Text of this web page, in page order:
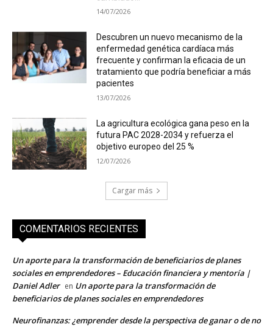
14/07/2026
Descubren un nuevo mecanismo de la
enfermedad genética cardíaca más
frecuente y confirman la eficacia de un
tratamiento que podría beneficiar a más
pacientes
13/07/2026
La agricultura ecológica gana peso en la
futura PAC 2028-2034 y refuerza el
objetivo europeo del 25 %
12/07/2026
Cargar más
COMENTARIOS RECIENTES
Un aporte para la transformación de beneficiarios de planes
sociales en emprendedores – Educación financiera y mentoría |
Daniel Adler en Un aporte para la transformación de
beneficiarios de planes sociales en emprendedores
Neurofinanzas: ¿emprender desde la perspectiva de ganar o de no